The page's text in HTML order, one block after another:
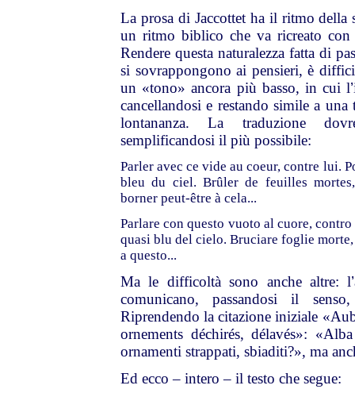
La prosa di Jaccottet ha il ritmo della
un ritmo biblico che va ricreato con
Rendere questa naturalezza fatta di
si sovrappongono ai pensieri, è
un «tono» ancora più basso, in cui l’
cancellandosi e restando simile a una
lontananza. La traduzione
semplificandosi il più possibile:
Parler avec ce vide au coeur, contre lui.
bleu du ciel. Brûler de feuilles
borner peut-être à cela...
Parlare con questo vuoto al cuore,
quasi blu del cielo. Bruciare foglie
a questo...
Ma le difficoltà sono anche altre: l’
comunicano, passandosi il
Riprendendo la citazione iniziale
ornements déchirés, délavés»:
ornamenti strappati, sbiaditi?», ma
Ed ecco – intero – il testo che segue: